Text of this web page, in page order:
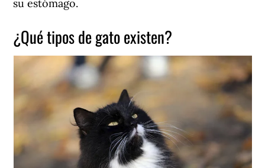
su estómago.
¿Qué tipos de gato existen?